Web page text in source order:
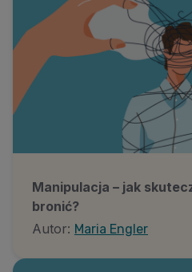
Manipulacja – jak
bronić?
Autor: Maria Engler